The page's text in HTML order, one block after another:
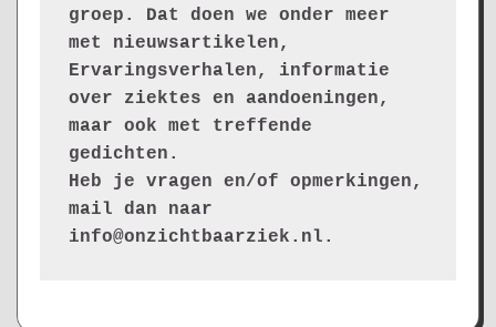
groep. Dat doen we onder meer
met nieuwsartikelen,
Ervaringsverhalen, informatie
over ziektes en aandoeningen,
maar ook met treffende
gedichten.
Heb je vragen en/of opmerkingen,
mail dan naar
info@onzichtbaarziek.nl.